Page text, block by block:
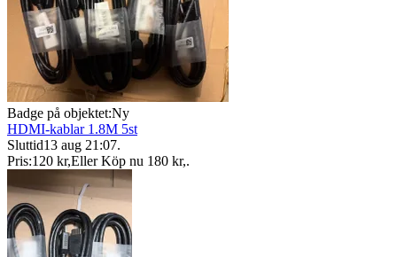
Badge på objektet:Ny
HDMI-kablar 1.8M 5st
Sluttid13 aug 21:07.
Pris:120 kr,Eller Köp nu 180 kr,.